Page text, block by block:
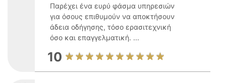
Παρέχει ένα ευρύ φάσμα υπηρεσιών
για όσους επιθυμούν να αποκτήσουν
άδεια οδήγησης, τόσο ερασιτεχνική
όσο και επαγγελματική. ...
10